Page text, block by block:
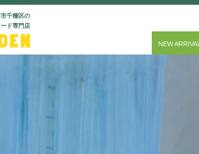
千種区の
ド専門店
NEW ARRIVAL